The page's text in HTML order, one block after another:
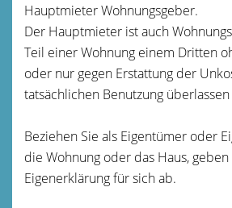
Hauptmieter Wohnungsgeber.
Der Hauptmieter ist auch
Teil einer Wohnung einem Dritten
oder nur gegen Erstattung der
tatsächlichen Benutzung
Beziehen Sie als Eigentümer oder
die Wohnung oder das Haus, geben
Eigenerklärung für sich ab.